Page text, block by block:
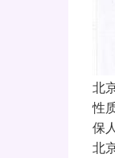
北
性
保
北